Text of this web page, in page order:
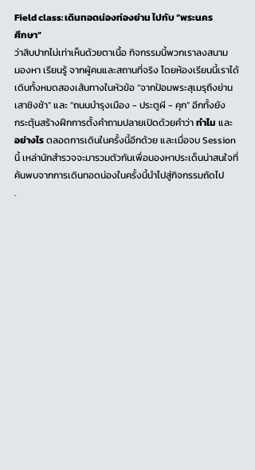
Field class: เดินทอดน่องท่องย่าน ไปกับ “พระนคร
ศึกษา”
ว่าสิบปากไม่เท่าเห็นด้วยตาเนื้อ กิจกรรมนี้พวกเราลงสนาม
มองหา เรียนรู้ จากผู้คนและสถานที่จริง โดยห้องเรียนนี้เราได้
เดินทั้งหมดสองเส้นทางในหัวข้อ “จากป้อมพระสุเมรุถึงย่าน
เสาชิงช้า” และ “ถนนบำรุงเมือง - ประตูผี - คุก” อีกทั้งยัง
กระตุ้นสร้างฝึกการตั้งคำถามปลายเปิดด้วยคำว่า ทำไม และ
อย่างไร ตลอดการเดินในครั้งนี้อีกด้วย และเมื่อจบ Session
นี้ เหล่านักสำรวจจะมารวมตัวกันเพื่อมองหาประเด็นน่าสนใจที่
ค้นพบจากการเดินทอดน่องในครั้งนี้นำไปสู่กิจกรรมถัดไป
.